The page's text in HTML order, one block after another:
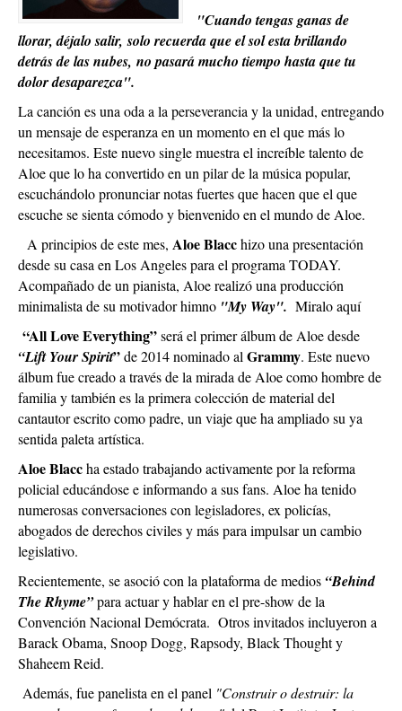
"Cuando tengas ganas de
llorar, déjalo salir, solo recuerda que el sol esta brillando
detrás de las nubes, no pasará mucho tiempo hasta que tu
dolor desaparezca".
La canción es una oda a la perseverancia y la unidad, entregando
un mensaje de esperanza en un momento en el que más lo
necesitamos. Este nuevo single muestra el increíble talento de
Aloe que lo ha convertido en un pilar de la música popular,
escuchándolo pronunciar notas fuertes que hacen que el que
escuche se sienta cómodo y bienvenido en el mundo de Aloe.
A principios de este mes, Aloe Blacchizo una presentación
desde su casa en Los Angeles para el programa TODAY.
Acompañado de un pianista, Aloe realizó una producción
minimalista de su motivador himno "My Way". Miraloaquí
“All Love Everything”será el primer álbum de Aloe desde
“Lift Your Spirit”de 2014 nominado al Grammy. Este nuevo
álbum fue creado a través de la mirada de Aloe como hombre de
familia y también es la primera colección de material del
cantautor escrito como padre, un viaje que ha ampliado su ya
sentida paleta artística.
Aloe Blaccha estado trabajando activamente por la reforma
policial educándose e informando a sus fans. Aloe ha tenido
numerosas conversaciones con legisladores, ex policías,
abogados de derechos civiles y más para impulsar un cambio
legislativo.
Recientemente, se asoció con la plataforma de medios “Behind
The Rhyme”para actuar y hablar en el pre-show de la
Convención Nacional Demócrata. Otros invitados incluyeron a
Barack Obama, Snoop Dogg, Rapsody, Black Thought y
Shaheem Reid.
Además, fue panelista en el panel "Construir o destruir: la